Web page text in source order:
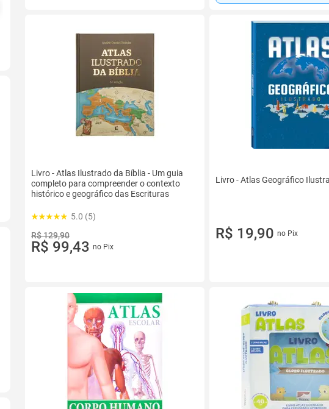
Livro - Atlas Ilustrado da Bíblia - Um guia
completo para compreender o contexto
histórico e geográfico das Escrituras
5.0 (5)
R$ 129,90
R$ 99,43 no Pix
Livro - Atlas Geográfico
R$ 19,90 no Pix